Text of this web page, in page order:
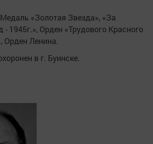
«Золотая Звезда», «За
- 1945г.», Орден «Трудового Красного
Орден Ленина.
в г. Буинске.